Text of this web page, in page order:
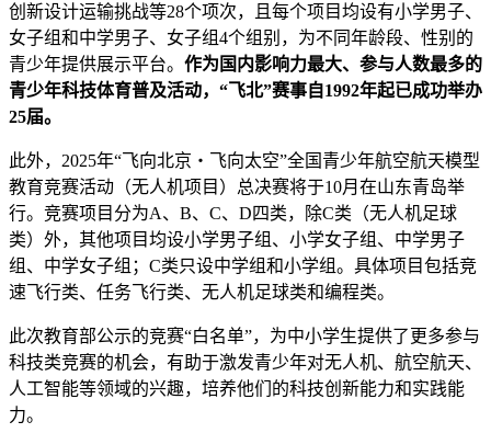
创新设计运输挑战等28个项次，且每个项目均设有小学男子、
女子组和中学男子、女子组4个组别，为不同年龄段、性别的
青少年提供展示平台。 作为国内影响力最大、参与人数最多的
青少年科技体育普及活动，“飞北”赛事自1992年起已成功举办
25届。
此外，2025年“飞向北京・飞向太空”全国青少年航空航天模型
教育竞赛活动（无人机项目）总决赛将于10月在山东青岛举
行。竞赛项目分为A、B、C、D四类，除C类（无人机足球
类）外，其他项目均设小学男子组、小学女子组、中学男子
组、中学女子组；C类只设中学组和小学组。具体项目包括竞
速飞行类、任务飞行类、无人机足球类和编程类。
此次教育部公示的竞赛“白名单”，为中小学生提供了更多参与
科技类竞赛的机会，有助于激发青少年对无人机、航空航天、
人工智能等领域的兴趣，培养他们的科技创新能力和实践能
力。